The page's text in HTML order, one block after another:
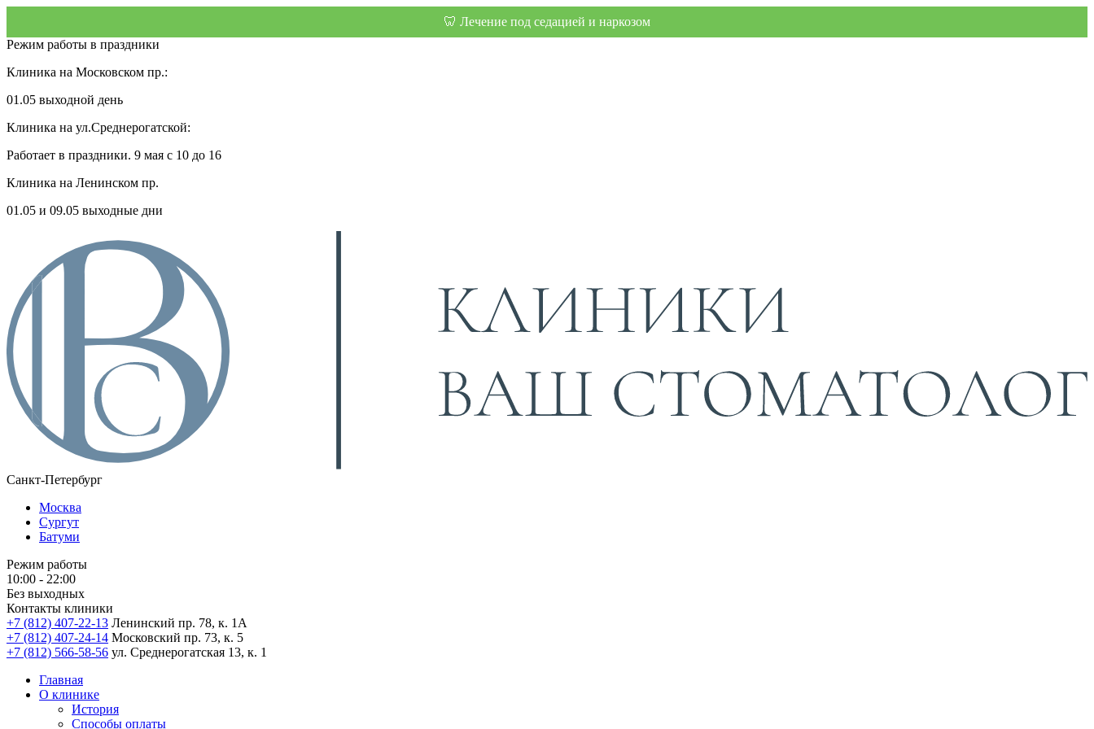
🦷 Лечение под седацией и наркозом
Режим работы в праздники
Клиника на Московском пр.:
01.05 выходной день
Клиника на ул.Среднерогатской:
Работает в праздники. 9 мая с 10 до 16
Клиника на Ленинском пр.
01.05 и 09.05 выходные дни
Санкт-Петербург
Москва
Сургут
Батуми
Режим работы
10:00 - 22:00
Без выходных
Контакты клиники
+7 (812) 407-22-13 Ленинский пр. 78, к. 1А
+7 (812) 407-24-14 Московский пр. 73, к. 5
+7 (812) 566-58-56 ул. Среднерогатская 13, к. 1
Главная
О клинике
История
Способы оплаты